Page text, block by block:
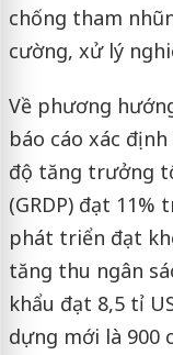
chống tham
cường, xử lý
Về phương
báo cáo xác
độ tăng trưởng
(GRDP) đạt
phát triển đạt
tăng thu ngân
khẩu đạt 8,5 tỉ
dựng mới là 900